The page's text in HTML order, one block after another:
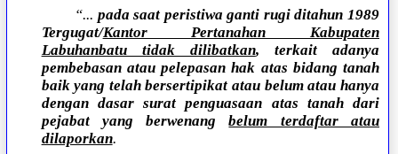
“... pada saat peristiwa ganti rugi ditahun 1989
Tergugat/Kantor Pertanahan Kabupaten
Labuhanbatu tidak dilibatkan, terkait adanya
pembebasan atau pelepasan hak atas bidang tanah
baik yang telah bersertipikat atau belum atau hanya
dengan dasar surat penguasaan atas tanah dari
pejabat yang berwenangbelum terdaftar atau
dilaporkan.